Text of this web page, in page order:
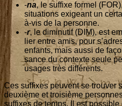
-na, le suf­fixe for­mel
situa­tions exi­geant un
à-vis de la personne.
-r, le dimi­nu­tif (DIM), est
lier entre amis, pour
enfants, mais aus­si de
sance du contexte seule
usages très différents.
Ces suf­fixes peuvent se trou­ver
deuxième et troi­sième
suf­fixes de temps. Il est